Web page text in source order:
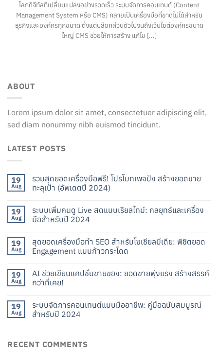
โลกดิจิทัลที่เปลี่ยนแปลงอย่างรวดเร็ว ระบบจัดการคอนเทนต์ (Content
Management System หรือ CMS) กลายเป็นเครื่องมือที่ขาดไม่ได้สำหรับ
ธุรกิจและองค์กรทุกขนาด ตั้งแต่บล็อกส่วนตัวไปจนถึงเว็บไซต์องค์กรขนาด
ใหญ่ CMS ช่วยให้การสร้าง แก้ไข [...]
ABOUT
Lorem ipsum dolor sit amet, consectetuer adipiscing elit,
sed diam nonummy nibh euismod tincidunt.
LATEST POSTS
19
Aug
รวมสุดยอดเครื่องมือฟรี! โปรโมทเพจปัง สร้างยอดขาย
ทะลุเป้า (อัพเดตปี 2024)
19
Aug
ระบบเพิ่มคนดู Live สดแบบเรียลไทม์: กลยุทธ์และเครื่อง
มือสำหรับปี 2024
19
Aug
สุดยอดเครื่องมือทำ SEO สำหรับโซเชียลมีเดีย: พิชิตยอด
Engagement แบบก้าวกระโดด
19
Aug
AI ช่วยเขียนแคปชั่นขายของ: ยอดขายพุ่งแรง สร้างสรรค์
กว่าที่เคย!
19
Aug
ระบบจัดการคอนเทนต์แบบมืออาชีพ: คู่มือฉบับสมบูรณ์
สำหรับปี 2024
RECENT COMMENTS